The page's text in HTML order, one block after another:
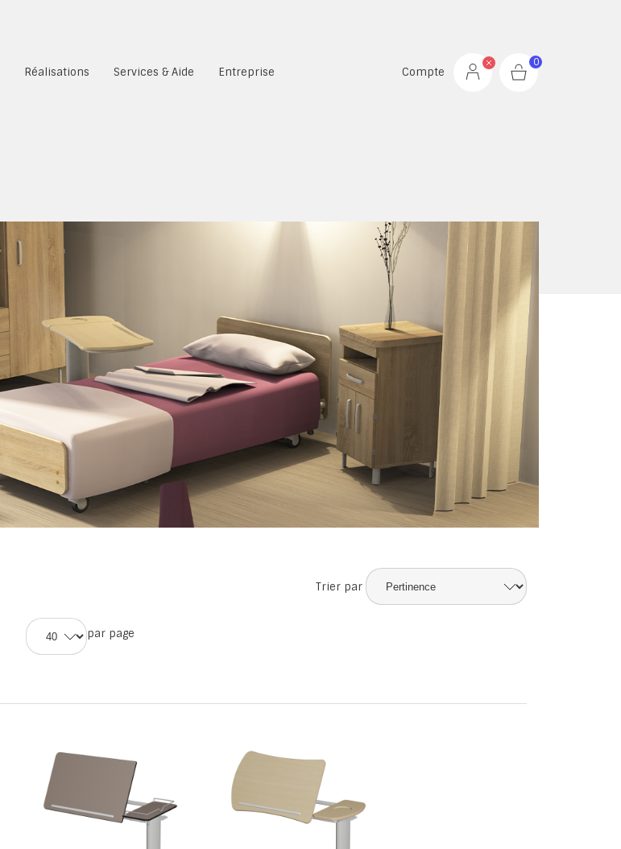
Réalisations Services & Aide Entreprise Compte
0
Trier par
par page